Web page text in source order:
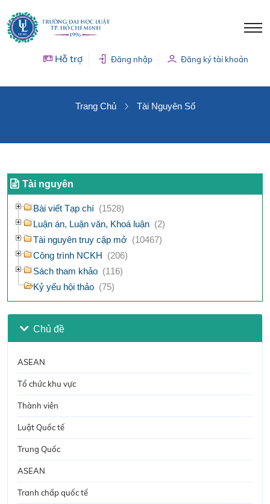
Hỗ trợ Đăng nhập Đăng ký tài khoản
Trang Chủ Tài Nguyên Số
Tài nguyên
Bài viết Tạp chí (1528)
Luận án, Luận văn, Khoá luận (2)
Tài nguyên truy cập mở (10467)
Công trình NCKH (206)
Sách tham khảo (116)
Kỷ yếu hội thảo (75)
Chủ đề
ASEAN
Tổ chức khu vực
Thành viên
Luật Quốc tế
Trung Quốc
ASEAN
Tranh chấp quốc tế